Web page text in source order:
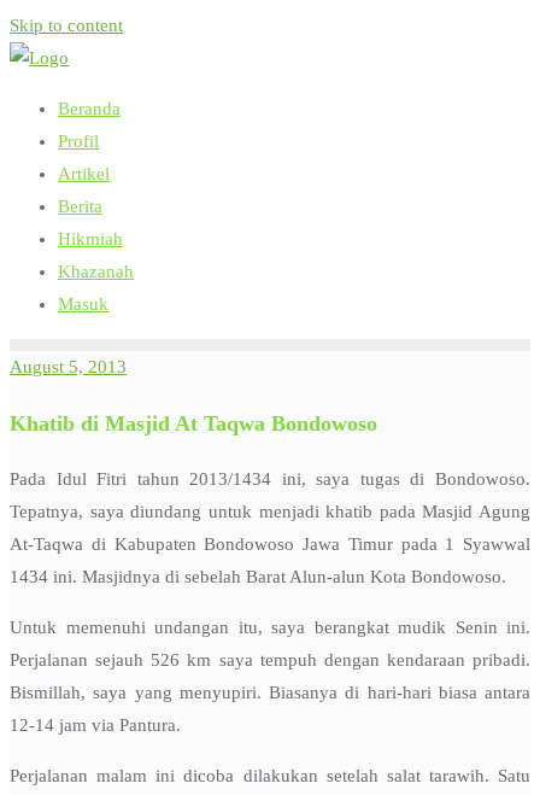
Skip to content
Beranda
Profil
Artikel
Berita
Hikmiah
Khazanah
Masuk
August 5, 2013
Khatib di Masjid At Taqwa Bondowoso
Pada Idul Fitri tahun 2013/1434 ini, saya tugas di Bondowoso.
Tepatnya, saya diundang untuk menjadi khatib pada Masjid Agung
At-Taqwa di Kabupaten Bondowoso Jawa Timur pada 1 Syawwal
1434 ini. Masjidnya di sebelah Barat Alun-alun Kota Bondowoso.
Untuk memenuhi undangan itu, saya berangkat mudik Senin ini.
Perjalanan sejauh 526 km saya tempuh dengan kendaraan pribadi.
Bismillah, saya yang menyupiri. Biasanya di hari-hari biasa antara
12-14 jam via Pantura.
Perjalanan malam ini dicoba dilakukan setelah salat tarawih. Satu